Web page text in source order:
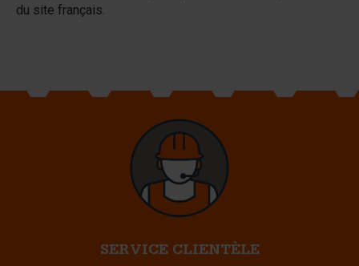
du site français.
SERVICE CLIENTÈLE